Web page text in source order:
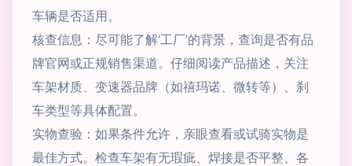
车辆是否适用。
核查信息：尽可能了解‘工厂’的背景，查询是否有品
牌官网或正规销售渠道。仔细阅读产品描述，关注
车架材质、变速器品牌（如禧玛诺、微转等）、刹
车类型等具体配置。
实物查验：如果条件允许，亲眼查看或试骑实物是
最佳方式。检查车架有无瑕疵、焊接是否平整、各